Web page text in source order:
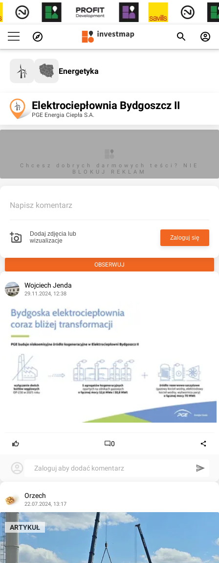
Energetyka
Elektrociepłownia Bydgoszcz II
PGE Energia Ciepła S.A.
Chcesz dobrych darmowych teści? NIE
BLOKUJ REKLAM
Napisz komentarz
Dodaj zdjęcia lub
wizualizacje
Zaloguj się
OBSERWUJ
Wojciech Jenda
29.11.2024, 12:38
0
Zaloguj aby dodać komentarz
Orzech
22.07.2024, 13:17
ARTYKUŁ